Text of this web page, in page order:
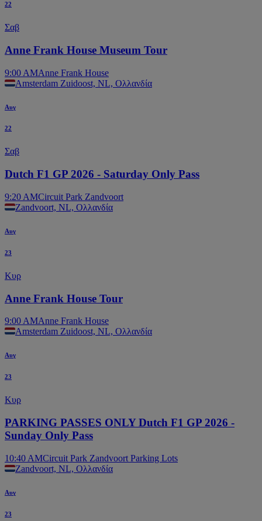
22
Σαβ
Anne Frank House Museum Tour
9:00 AMAnne Frank House
Amsterdam Zuidoost, NL, Ολλανδία
Αυγ
22
Σαβ
Dutch F1 GP 2026 - Saturday Only Pass
9:20 AMCircuit Park Zandvoort
Zandvoort, NL, Ολλανδία
Αυγ
23
Κυρ
Anne Frank House Tour
9:00 AMAnne Frank House
Amsterdam Zuidoost, NL, Ολλανδία
Αυγ
23
Κυρ
PARKING PASSES ONLY Dutch F1 GP 2026 -
Sunday Only Pass
10:40 AMCircuit Park Zandvoort Parking Lots
Zandvoort, NL, Ολλανδία
Αυγ
23